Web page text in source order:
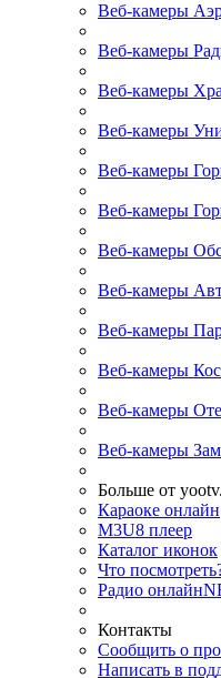
Веб-камеры
Веб-камеры
Веб-камеры
Веб-камеры
Веб-камеры
Веб-камеры
Веб-камеры
Веб-камеры
Веб-камеры
Веб-камеры
Веб-камеры
Веб-камеры
Больше от
Караоке онлайн
M3U8 плеер
Каталог иконок
Что
Радио онлайн
Контакты
Сообщить о
Написать в